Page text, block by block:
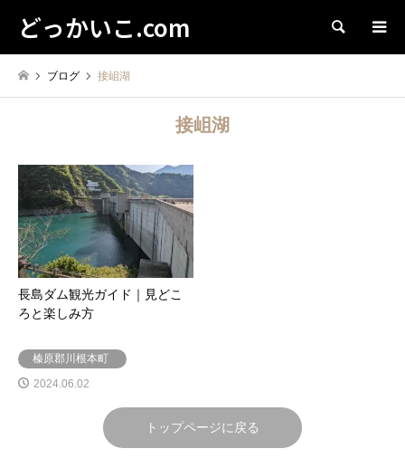
どっかいこ.com 検索
ブログ 接岨湖
接岨湖
長島ダム観光ガイド｜見どこ
ろと楽しみ方
榛原郡川根本町
2024.06.02
トップページに戻る